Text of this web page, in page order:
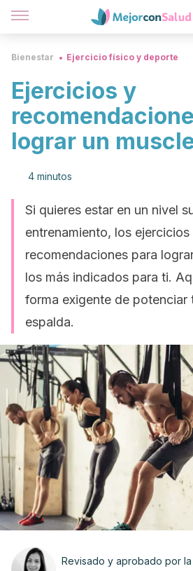
Bienestar Ejercicio físico y deporte
Ejercicios y
lograr un
4 minutos
Si quieres estar en un nivel
entrenamiento, los ejercicios
recomendaciones para
los más indicados para ti.
forma exigente de potenciar
espalda.
Revisado y aprobado por la